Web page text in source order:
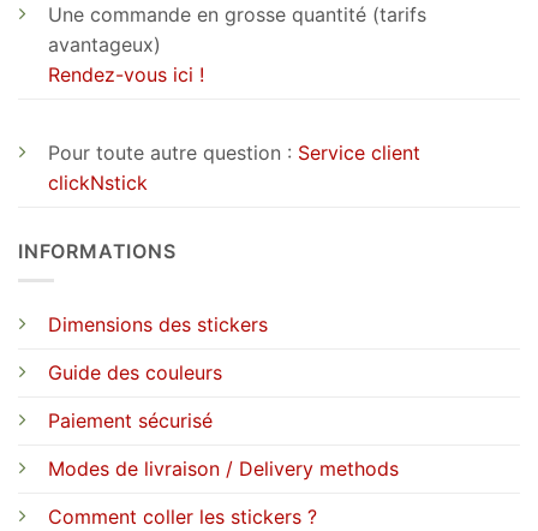
Une commande en grosse quantité (tarifs
avantageux)
Rendez-vous ici !
Pour toute autre question : Service client
clickNstick
INFORMATIONS
Dimensions des stickers
Guide des couleurs
Paiement sécurisé
Modes de livraison / Delivery methods
Comment coller les stickers ?